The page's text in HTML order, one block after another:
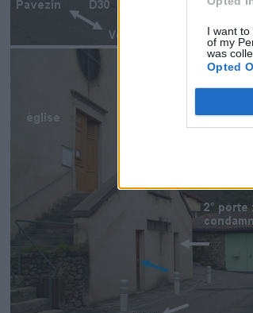
I want
of my
was
Opted